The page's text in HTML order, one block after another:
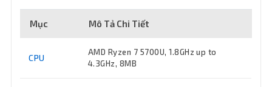
Mục Mô Tả Chi Tiết
CPU
AMD Ryzen 7 5700U, 1.8GHz up to
4.3GHz, 8MB